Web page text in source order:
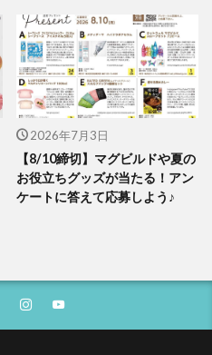
2026年7月3日
【8/10締切】マグビルドや夏の
お役立ちグッズが当たる！アン
ケートに答えて応募しよう♪